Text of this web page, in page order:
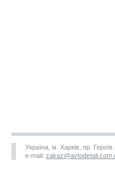
Україна, м. Харків, пр.
e-mail: